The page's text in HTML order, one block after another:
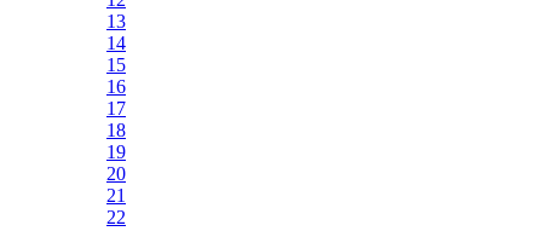
13
14
15
16
17
18
19
20
21
22